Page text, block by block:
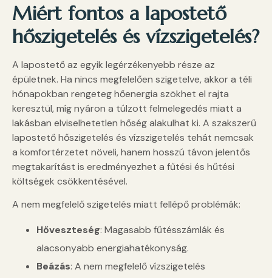
Miért fontos a lapostető
hőszigetelés és vízszigetelés?
A lapostető az egyik legérzékenyebb része az
épületnek. Ha nincs megfelelően szigetelve, akkor a téli
hónapokban rengeteg hőenergia szökhet el rajta
keresztül, míg nyáron a túlzott felmelegedés miatt a
lakásban elviselhetetlen hőség alakulhat ki. A szakszerű
lapostető hőszigetelés és vízszigetelés tehát nemcsak
a komfortérzetet növeli, hanem hosszú távon jelentős
megtakarítást is eredményezhet a fűtési és hűtési
költségek csökkentésével.
A nem megfelelő szigetelés miatt fellépő problémák:
Hőveszteség: Magasabb fűtésszámlák és
alacsonyabb energiahatékonyság.
Beázás: A nem megfelelő vízszigetelés